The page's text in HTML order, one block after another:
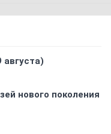
нового поколения